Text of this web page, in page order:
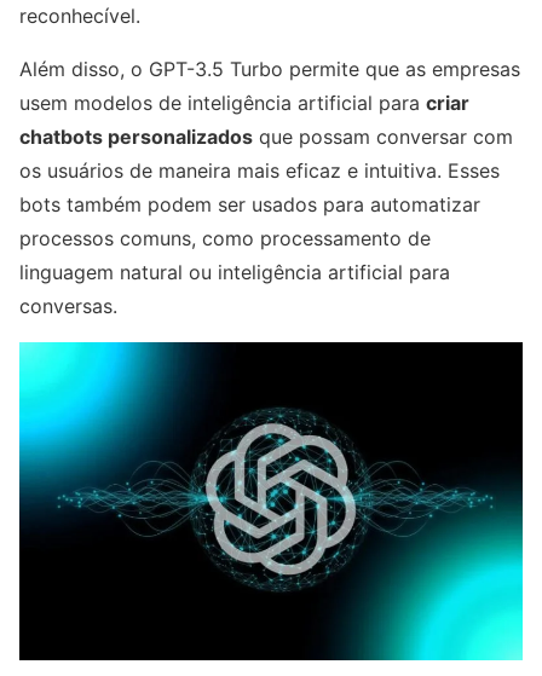
reconhecível.
Além disso, o GPT-3.5 Turbo permite que as empresas
usem modelos de inteligência artificial para criar
chatbots personalizados que possam conversar com
os usuários de maneira mais eficaz e intuitiva. Esses
bots também podem ser usados para automatizar
processos comuns, como processamento de
linguagem natural ou inteligência artificial para
conversas.